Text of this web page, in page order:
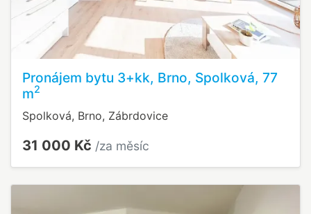
Pronájem bytu 3+kk, Brno, Spolková, 77
m2
Spolková, Brno, Zábrdovice
31 000 Kč /za měsíc